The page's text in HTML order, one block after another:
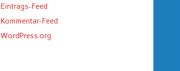
Eintrags-Feed
Kommentar-Feed
WordPress.org